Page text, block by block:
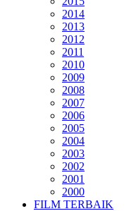
2014
2013
2012
2011
2010
2009
2008
2007
2006
2005
2004
2003
2002
2001
2000
FILM TERBAIK